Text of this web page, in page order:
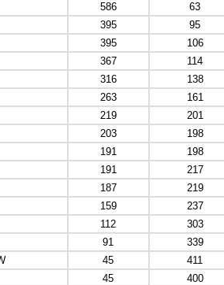
586
63
395
95
395
106
367
114
316
138
263
161
219
201
203
198
191
198
191
217
187
219
159
237
112
303
91
339
45
411
45
400